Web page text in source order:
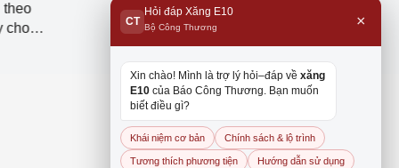
theo
cho
Doanh nghiệp xuất khẩu:
Cuộc chuyển mình từ hội
chợ đến dữ liệu
Bộ Công Thương lấy
để hoàn thiện quy
kinh doanh xăng dầu
CT
Hỏi đáp Xăng E10
Bộ Công Thương ×
Xin chào! Mình là trợ lý hỏi–đáp về xăng
E10 của Báo Công Thương. Bạn muốn
biết điều gì?
Khái niệm cơ bản Chính sách & lộ trình
Tương thích phương tiện Hướng dẫn sử dụng